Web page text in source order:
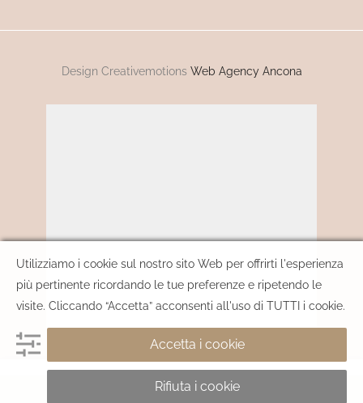
Design Creativemotions Web Agency Ancona
Utilizziamo i cookie sul nostro sito Web per offrirti l'esperienza
più pertinente ricordando le tue preferenze e ripetendo le
visite. Cliccando “Accetta” acconsenti all'uso di TUTTI i cookie.
Accetta i cookie
Rifiuta i cookie